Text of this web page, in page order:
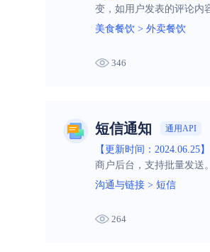
变，如用户发表的评论内
美食餐饮 > 外卖餐饮
346
短信通知 通用API
【更新时间：2024.06.25】
商户后台，支持批量发送。
沟通与链接 > 短信
264